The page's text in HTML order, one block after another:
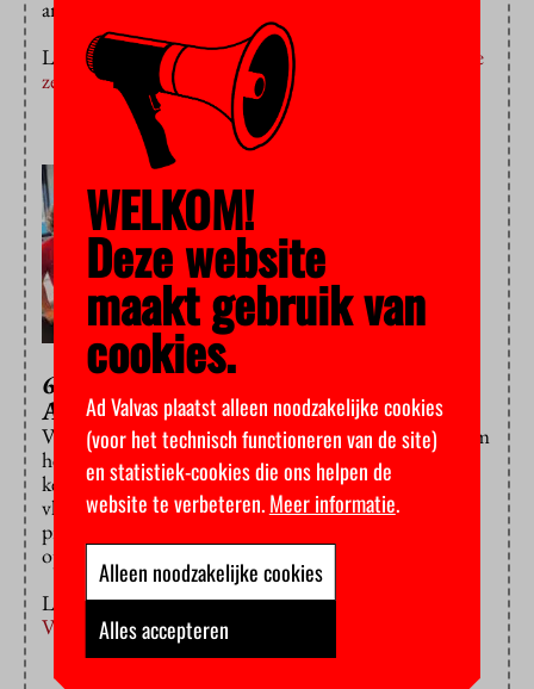
antwoorden.
Lees:Promovendi worden voorbereid op een baan die
ze nooit krijgen
6) Verslagen studenten
Aardwetenschappen
Verdriet, woede en tranen: ook onder studenten kwam
het nieuws dat Aardwetenschappen werd opgeheven
keihard aan. We spraken studenten van de opleiding
vlak na de bekendmaking en een van hen bleek over
profetische woorden te beschikken: “Dit besluit staat
op losse schroeven.”
Lees:‘Stoppen met Aardwetenschappen? Dat kan de
VU niet zomaar maken!’
WELKOM!
Deze website
maakt gebruik van
cookies.
Ad Valvas plaatst alleen noodzakelijke cookies
(voor het technisch functioneren van de site)
en statistiek-cookies die ons helpen de
website te verbeteren.Meer informatie.
Alleen noodzakelijke cookies
Alles accepteren